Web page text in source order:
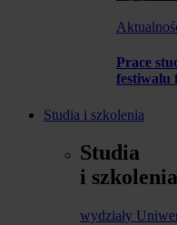
Prace
festiwalu
Studia i szkolenia
Studia
i szkolenia
wydziały